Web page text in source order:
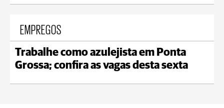
EMPREGOS
Trabalhe como azulejista em Ponta
Grossa; confira as vagas desta sexta